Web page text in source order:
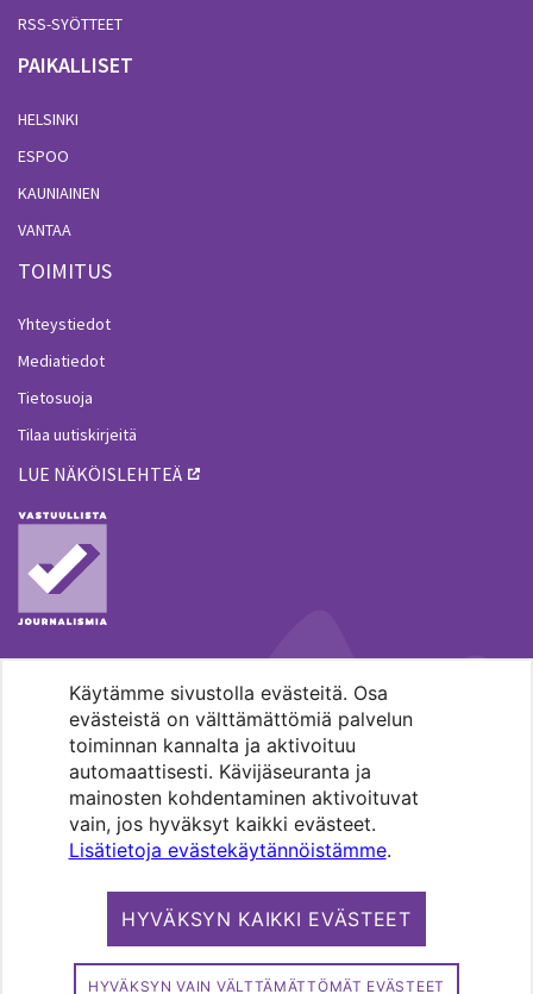
Käytämme sivustolla evästeitä. Osa
evästeistä on välttämättömiä palvelun
toiminnan kannalta ja aktivoituu
automaattisesti. Kävijäseuranta ja
mainosten kohdentaminen aktivoituvat
vain, jos hyväksyt kaikki evästeet.
Lisätietoja evästekäytännöistämme.
HYVÄKSYN KAIKKI EVÄSTEET
HYVÄKSYN VAIN VÄLTTÄMÄTTÖMÄT EVÄSTEET
RSS-SYÖTTEET
PAIKALLISET
HELSINKI
ESPOO
KAUNIAINEN
VANTAA
TOIMITUS
Yhteystiedot
Mediatiedot
Tietosuoja
Tilaa uutiskirjeitä
LUE NÄKÖISLEHTEÄ
MENOHAKU
Pääkaupunkiseudun evankelis-
luterilaisten seurakuntien media.
Copyright 2026. Kirkko ja kaupunki. All
rights reserved.